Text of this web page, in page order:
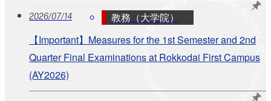
2026/07/14
教務（大学院）
【Important】Measures for the 1st Semester and 2nd
Quarter Final Examinations at Rokkodai First Campus
(AY2026)